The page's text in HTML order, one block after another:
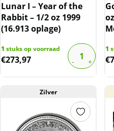
Lunar I – Year of the
Rabbit – 1/2 oz 1999
(16.913 oplage)
1 stuks op voorraad
€273,97
1
€
Zilver